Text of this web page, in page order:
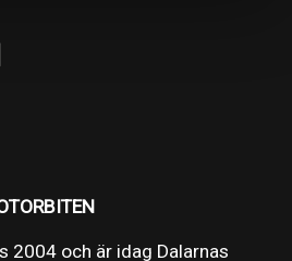
2004 och är idag Dalarnas